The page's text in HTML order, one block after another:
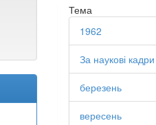
Тема
1962
За наукові кадри
березень
вересень